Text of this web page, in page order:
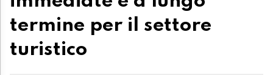
termine per il settore
turistico